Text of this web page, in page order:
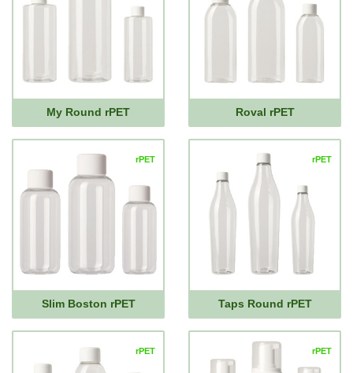
My Round rPET Roval rPET
rPET
Slim Boston rPET
rPET
Taps Round rPET
rPET rPET